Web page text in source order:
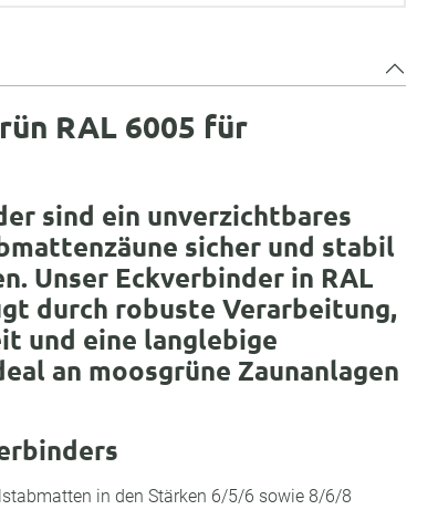
RAL 6005 für
sind ein unverzichtbares
sicher und stabil
Unser Eckverbinder in RAL
durch robuste Verarbeitung,
und eine langlebige
an moosgrüne Zaunanlagen
in den Stärken 6/5/6 sowie 8/6/8